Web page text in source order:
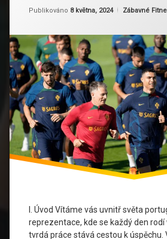
Publikováno 8 května, 2024
Aktualizováno
Od Ruby
Kategorie:
Zábavné
I. Úvod Vítáme vás uvnitř světa
reprezentace, kde se každý den rodí
tvrdá práce stává cestou k úspěchu.
Mentální
Portugalská
fotbalová
reprezentace
Regenerace
Sportovní
výkon
Technologie
ve sportu
Tréninkový
režim
fotbalové